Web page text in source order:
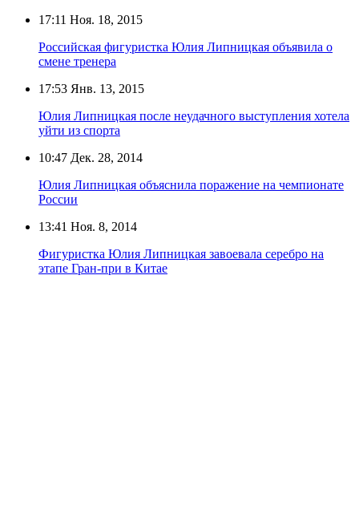
17:11 Ноя. 18, 2015
Российская фигуристка Юлия Липницкая объявила о
смене тренера
17:53 Янв. 13, 2015
Юлия Липницкая после неудачного выступления хотела
уйти из спорта
10:47 Дек. 28, 2014
Юлия Липницкая объяснила поражение на чемпионате
России
13:41 Ноя. 8, 2014
Фигуристка Юлия Липницкая завоевала серебро на
этапе Гран-при в Китае